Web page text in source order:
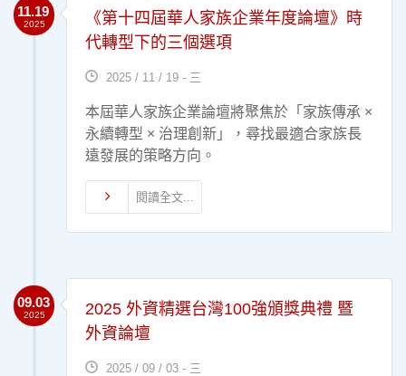
11.19
2025
《第十四屆華人家族企業年度論壇》時
代轉型下的三個選項
2025 / 11 / 19 - 三
本屆華人家族企業論壇將聚焦於「家族傳承 ×
永續轉型 × 治理創新」，尋找最適合家族長
遠發展的策略方向。
閱讀全文...
09.03
2025
2025 外資精選台灣100強頒獎典禮 暨
外資論壇
2025 / 09 / 03 - 三